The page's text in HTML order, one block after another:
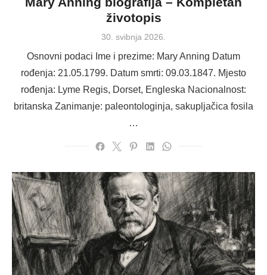
životopis
Posted
30. svibnja 2026.
Osnovni podaci Ime i prezime: Mary Anning Datum
rođenja: 21.05.1799. Datum smrti: 09.03.1847. Mjesto
rođenja: Lyme Regis, Dorset, Engleska Nacionalnost:
britanska Zanimanje: paleontologinja, sakupljačica fosila
…